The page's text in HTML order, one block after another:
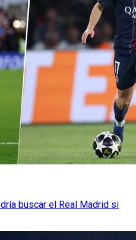
buscar el Real Madrid si